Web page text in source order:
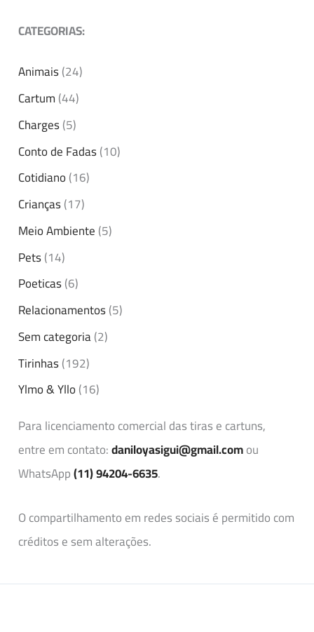
CATEGORIAS:
Animais(24)
Cartum(44)
Charges(5)
Conto de Fadas(10)
Cotidiano(16)
Crianças(17)
Meio Ambiente(5)
Pets(14)
Poeticas(6)
Relacionamentos(5)
Sem categoria(2)
Tirinhas(192)
Ylmo & Yllo(16)
Para licenciamento comercial das tiras e cartuns,
entre em contato:daniloyasigui@gmail.comou
WhatsApp(11) 94204-6635.
O compartilhamento em redes sociais é permitido com
créditos e sem alterações.